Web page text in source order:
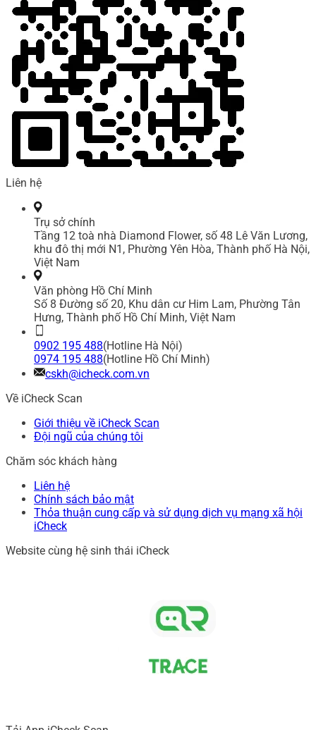
Liên hệ
Trụ sở chính
Tầng 12 toà nhà Diamond Flower, số 48 Lê Văn Lương,
khu đô thị mới N1, Phường Yên Hòa, Thành phố Hà Nội,
Việt Nam
Văn phòng Hồ Chí Minh
Số 8 Đường số 20, Khu dân cư Him Lam, Phường Tân
Hưng, Thành phố Hồ Chí Minh, Việt Nam
0902 195 488(Hotline Hà Nội)
0974 195 488(Hotline Hồ Chí Minh)
cskh@icheck.com.vn
Về iCheck Scan
Giới thiệu về iCheck Scan
Đội ngũ của chúng tôi
Chăm sóc khách hàng
Liên hệ
Chính sách bảo mật
Thỏa thuận cung cấp và sử dụng dịch vụ mạng xã hội
iCheck
Website cùng hệ sinh thái iCheck